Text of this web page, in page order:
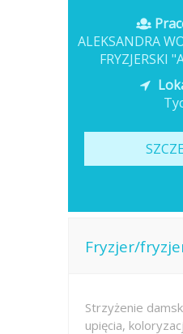
ALEKSANDRA
FRYZJERSKI
Fryzjer/
Strzyżenie
upięcia,